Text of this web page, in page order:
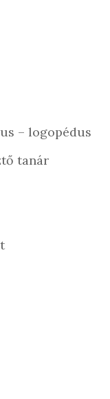
– logopédus
tanár